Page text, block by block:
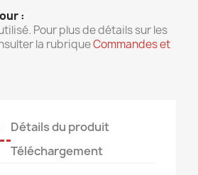
:
Pour plus de détails sur les
la rubriqueCommandes et
Détails du produit
Téléchargement